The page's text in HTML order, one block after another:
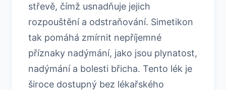
střevě, čímž usnadňuje jejich
rozpouštění a odstraňování. Simetikon
tak pomáhá zmírnit nepříjemné
příznaky nadýmání, jako jsou plynatost,
nadýmání a bolesti břicha. Tento lék je
široce dostupný bez lékařského